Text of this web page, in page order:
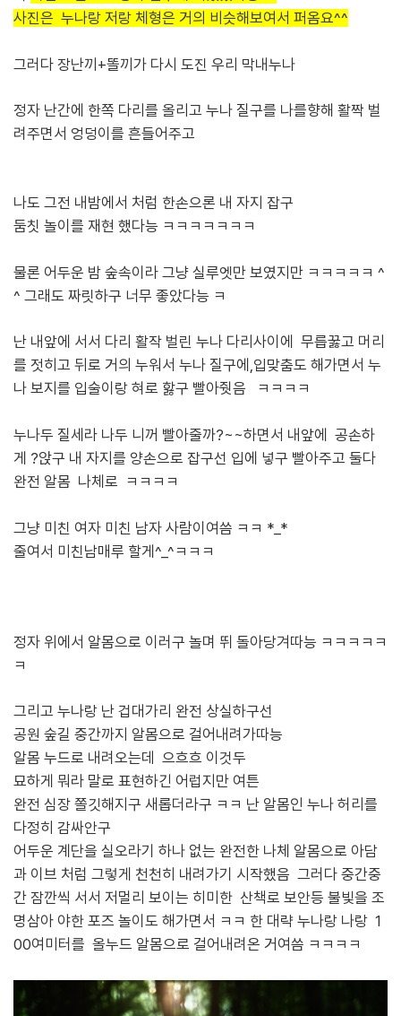
사진은 누나랑 저랑 체형은 거의 비슷해보여서 퍼옴요^^
그러다 장난끼+똘끼가 다시 도진 우리 막내누나
정자 난간에 한쪽 다리를 올리고 누나 질구를 나를향해 활짝 벌
려주면서 엉덩이를 흔들어주고
나도 그전 내밤에서 처럼 한손으론 내 자지 잡구
둠칫 놀이를 재현 했다능 ㅋㅋㅋㅋㅋㅋㅋ
물론 어두운 밤 숲속이라 그냥 실루엣만 보였지만 ㅋㅋㅋㅋㅋ ^
^ 그래도 짜릿하구 너무 좋았다능 ㅋ
난 내앞에 서서 다리 활작 벌린 누나 다리사이에 무릅꿇고 머리
를 젓히고 뒤로 거의 누워서 누나 질구에,입맞춤도 해가면서 누
나 보지를 입술이랑 혀로 핧구 빨아줫음 ㅋㅋㅋㅋ
누나두 질세라 나두 니꺼 빨아줄까?~~하면서 내앞에 공손하
게 ?앉구 내 자지를 양손으로 잡구선 입에 넣구 빨아주고 둘다
완전 알몸 나체로 ㅋㅋㅋㅋ
그냥 미친 여자 미친 남자 사람이여씀 ㅋㅋ *_*
줄여서 미친남매루 할게^_^ㅋㅋㅋ
정자 위에서 알몸으로 이러구 놀며 뛰 돌아당겨따능 ㅋㅋㅋㅋㅋ
ㅋ
그리고 누나랑 난 겁대가리 완전 상실하구선
공원 숲길 중간까지 알몸으로 걸어내려가따능
알몸 누드로 내려오는데 으흐흐 이것두
묘하게 뭐라 말로 표현하긴 어럽지만 여튼
완전 심장 쫄깃해지구 새롭더라구 ㅋㅋ 난 알몸인 누나 허리를
다정히 감싸안구
어두운 계단을 실오라기 하나 없는 완전한 나체 알몸으로 아담
과 이브 처럼 그렇게 천천히 내려가기 시작했음 그러다 중간중
간 잠깐씩 서서 저멀리 보이는 히미한 산책로 보안등 불빛을 조
명삼아 야한 포즈 놀이도 해가면서 ㅋㅋ 한 대략 누나랑 나랑 1
00여미터를 올누드 알몸으로 걸어내려온 거여씀 ㅋㅋㅋㅋ